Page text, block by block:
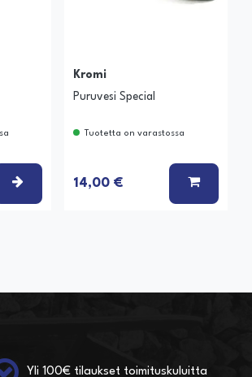
VALITSE VAIHTOEHTO
Kromi
Puruvesi Special
Tuotetta on varastossa
14,00 € LISÄÄ
Yli 100€ tilaukset toimituskuluitta